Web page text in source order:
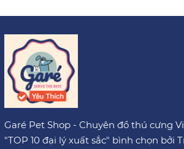
Garé Pet Shop - Chuyên đồ thú cưng
"TOP 10 đại lý xuất sắc" bình chọn bởi